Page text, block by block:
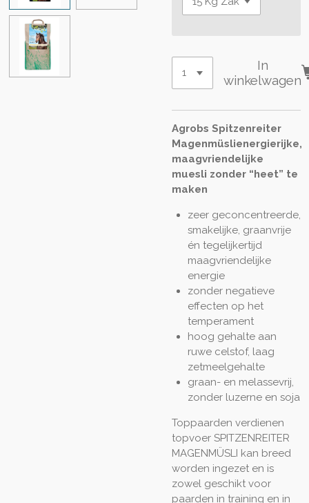
In
winkelwagen
Agrobs Spitzenreiter
Magenmüslienergierijke,
maagvriendelijke
muesli zonder “heet” te
maken
zeer geconcentreerde,
smakelijke, graanvrije
én tegelijkertijd
maagvriendelijke
energie
zonder negatieve
effecten op het
temperament
hoog gehalte aan
ruwe celstof, laag
zetmeelgehalte
graan- en melassevrij,
zonder luzerne en soja
Toppaarden verdienen
topvoer SPITZENREITER
MAGENMÜSLI kan breed
worden ingezet en is
zowel geschikt voor
paarden in training en in